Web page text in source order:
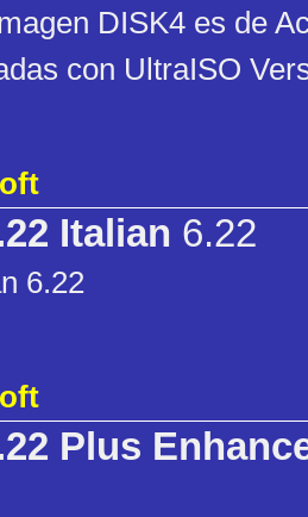
DISK4 es de
con UltraISO
Italian 6.22
6.22
Plus